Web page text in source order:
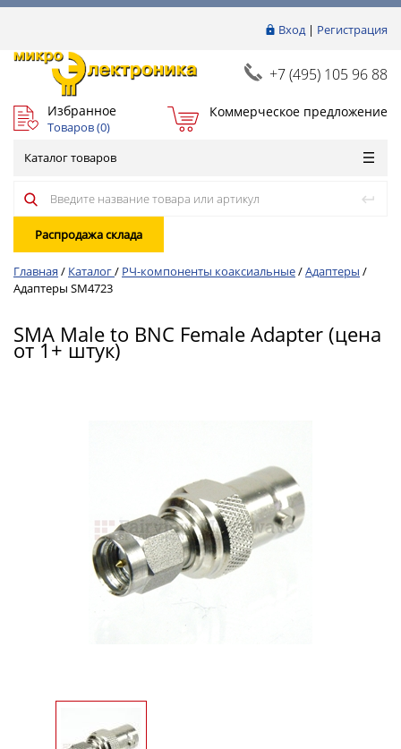
Вход| Регистрация
+7 (495) 105 96 88
Избранное
Товаров (0)
Коммерческое предложение
Каталог товаров
Распродажа склада
Главная / Каталог/ РЧ-компоненты коаксиальные/Адаптеры /
Адаптеры SM4723
SMA Male to BNC Female Adapter (цена
от 1+ штук)